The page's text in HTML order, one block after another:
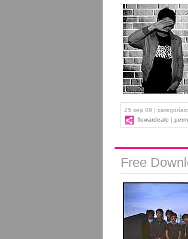
25 sep 09 | categorías:
flowardealo |
Free